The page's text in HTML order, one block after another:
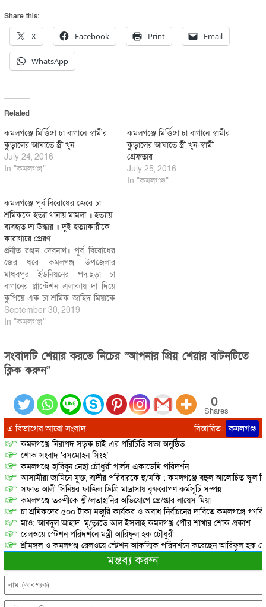
Share this:
X Facebook Print Email
WhatsApp
Related
কমলগঞ্জে মির্ত্তিঙ্গা চা বাগানে স্বামীর
কুড়ালের আঘাতে স্ত্রী খুন
July 24, 2016
In "কমলগঞ্জ"
কমলগঞ্জে মির্ত্তিঙ্গা চা বাগানে স্বামীর
কুড়ালের আঘাতে স্ত্রী খুন-স্বামী
গ্রেফতার
July 25, 2016
In "কমলগঞ্জ"
কমলগঞ্জে পূর্ব বিরোধের জেরে চা
শ্রমিককে হত্যা থানায় মামলা ॥ হত্যায়
ব্যবহৃত দা উদ্ধার ॥ দুই হত্যাকারীকে
কারাগারে প্রেরণ
প্রনীত রঞ্জন দেবনাথ॥ পূর্ব বিরোধের
জের ধরে কমলগঞ্জ উপজেলার
মাধবপুর ইউনিয়নের পদ্মছড়া চা
বাগানের প্লান্টেশন এলাকায় দা দিয়ে
কুপিয়ে এক চা শ্রমিক জাহিদ মিয়াকে
হত্যার ঘটনায় কমলগঞ্জ থানায়
রোববার রাতেই একটি মামলা দায়ের
করে সোমবার মৌলভীবাজার
আদালতের মাধ্যমে কারাগারে…
September 30, 2019
In "কমলগঞ্জ"
সংবাদটি শেয়ার করতে নিচের “আপনার প্রিয় শেয়ার বাটনটিতে
ক্লিক করুন”
0
Shares
এ বিভাগের আরো সংবাদ বিস্তারিত: কমলগঞ্জ
কমলগঞ্জে নিরাপদ সড়ক চাই এর পরিচিতি সভা অনুষ্ঠিত
শোক সংবাদ ‘রসমোহন সিংহ’
কমলগঞ্জে হাবিবুন নেছা চৌধুরী গার্লস একাডেমি পরিদর্শন
আসামীরা জামিনে মুক্ত, বাদীর পরিবারকে হু/মকি : কমলগঞ্জে বহুল আলোচিত স্কুল
সফাত আলী সিনিয়র ফাজিল ডিগ্রি মাদ্রাসায় বৃক্ষরোপণ কর্মসূচি সম্পন্ন
কমলগঞ্জে তরুণীকে শ্লী/লতাহানির অভিযোগে গ্রে/প্তার লায়েস মিয়া
চা শ্রমিকদের ৫০০ টাকা মজুরি কার্যকর ও অবাধ নির্বাচনের দাবিতে কমলগঞ্জে
মাও: আবদুল আহাদ মৃ/ত্যুতে আল ইসলাহ কমলগঞ্জ পৌর শাখার শোক প্রকাশ
রেলওয়ে স্টেশন পরিদর্শনে মন্ত্রী আরিফুল হক চৌধুরী
শ্রীমঙ্গল ও কমলগঞ্জ রেলওয়ে স্টেশন আকস্মিক পরিদর্শনে করেছেন আরিফুল হক
মন্তব্য করুন